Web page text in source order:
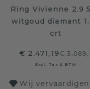
Ring Vivienne 2.9
witgoud diamant
crt
€ 2.471,19€
Excl. Tax & BTW
Wij